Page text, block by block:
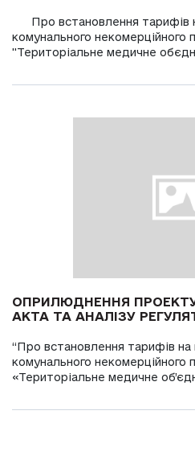
Про встановлення тарифів
комунального некомерційного
"Територіальне медичне
ОПРИЛЮДНЕННЯ
АКТА ТА АНАЛІЗУ
“Про встановлення тарифів на
комунального некомерційного
«Територіальне медичне